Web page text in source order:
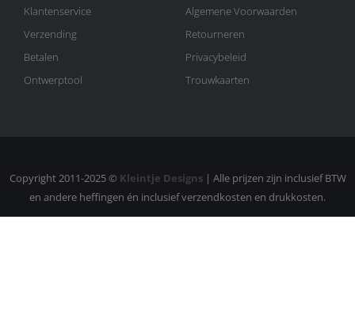
Klantenservice
Verzending
Betalen
Ontwerptool
Algemene Voorwaarden
Retourneren
Privacybeleid
Trouwkaarten
Copyright 2011-2025 © Kleintje Designs| Alle prijzen zijn inclusief BTW
en andere heffingen én inclusief verzendkosten en drukkosten.